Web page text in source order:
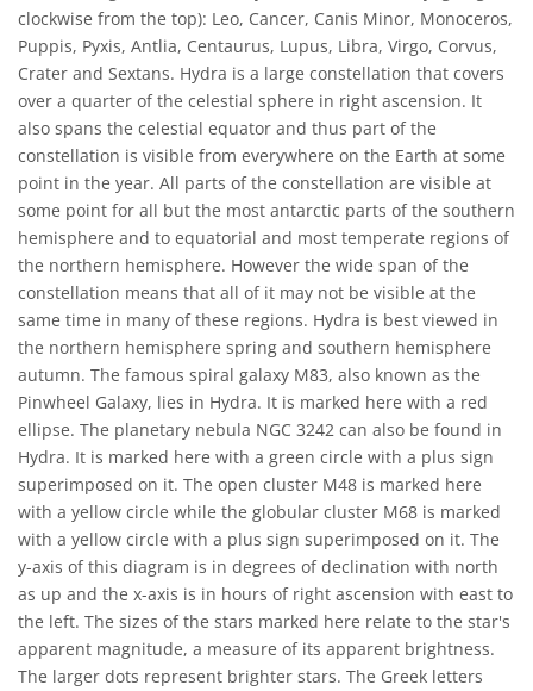
clockwise from the top): Leo, Cancer, Canis Minor, Monoceros,
Puppis, Pyxis, Antlia, Centaurus, Lupus, Libra, Virgo, Corvus,
Crater and Sextans. Hydra is a large constellation that covers
over a quarter of the celestial sphere in right ascension. It
also spans the celestial equator and thus part of the
constellation is visible from everywhere on the Earth at some
point in the year. All parts of the constellation are visible at
some point for all but the most antarctic parts of the southern
hemisphere and to equatorial and most temperate regions of
the northern hemisphere. However the wide span of the
constellation means that all of it may not be visible at the
same time in many of these regions. Hydra is best viewed in
the northern hemisphere spring and southern hemisphere
autumn. The famous spiral galaxy M83, also known as the
Pinwheel Galaxy, lies in Hydra. It is marked here with a red
ellipse. The planetary nebula NGC 3242 can also be found in
Hydra. It is marked here with a green circle with a plus sign
superimposed on it. The open cluster M48 is marked here
with a yellow circle while the globular cluster M68 is marked
with a yellow circle with a plus sign superimposed on it. The
y-axis of this diagram is in degrees of declination with north
as up and the x-axis is in hours of right ascension with east to
the left. The sizes of the stars marked here relate to the star's
apparent magnitude, a measure of its apparent brightness.
The larger dots represent brighter stars. The Greek letters